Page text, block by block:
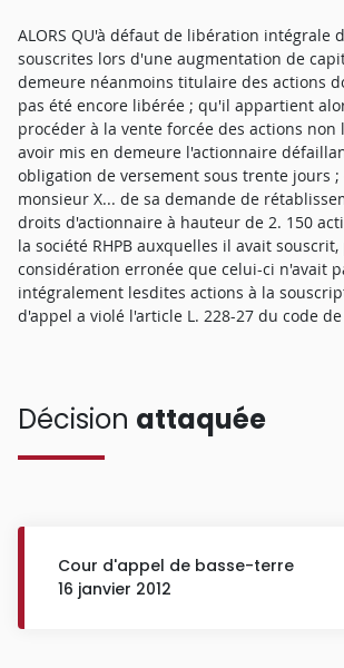
ALORS QU'à défaut de libération intégrale
souscrites lors d'une augmentation de
demeure néanmoins titulaire des actions
pas été encore libérée ; qu'il appartient
procéder à la vente forcée des actions non
avoir mis en demeure l'actionnaire
obligation de versement sous trente jours
monsieur X... de sa demande de
droits d'actionnaire à hauteur de 2. 150
la société RHPB auxquelles il avait souscrit,
considération erronée que celui-ci n'avait
intégralement lesdites actions à la
d'appel a violé l'article L. 228-27 du code
Décision attaquée
Cour d'appel de basse-terre
16 janvier 2012